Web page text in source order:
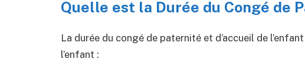
Quelle est la Durée du Congé de
La durée du congé de paternité et d’accueil de
l’enfant :